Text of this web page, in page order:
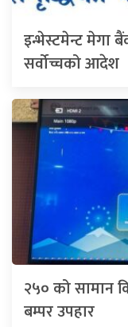
इन्भेस्टमेन्ट मेगा
सर्वोच्चको आदेश
२५० को सामान
बम्पर उपहार